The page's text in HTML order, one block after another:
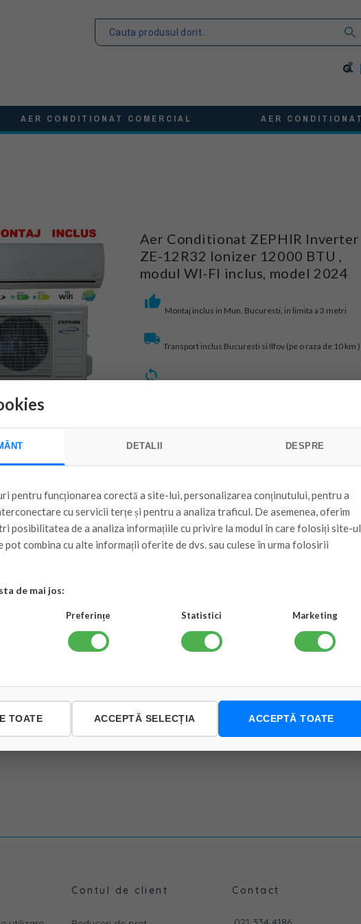
AER CONDITIONAT COMERCIAL AER
Aer Conditionat ZEPHIR Inverter
ZE-12R32 Ionizer 12000 BTU ,
modul WI-FI inclus, model 2024
Montaj inclus in Mun. Bucuresti, in limita a 3 metri
Transport inclus Bucuresti si Ilfov (pe o raza de 10 km )
Traseu frigorific suplimentar 150 ron
Aer Conditionat ZEPHIR Inverter
ZE-09R32 Ionizer 9000 BTU, WI-
FI inclus, model 2024
Traseu frigorific suplimentar 150 ron
Contul de client Contact
DETALII DESPRE
pentru funcționarea corectă a site-lui, personalizarea conținutului, pentru a
cu servicii terțe și pentru a analiza traficul. De asemenea, oferim
posibilitatea de a analiza informațiile cu privire la modul în care folosiți site-ul
pot combina cu alte informații oferite de dvs. sau culese în urma folosirii
de mai jos:
Preferințe Statistici Marketing
TOATE ACCEPTĂ SELECȚIA ACCEPTĂ TOATE